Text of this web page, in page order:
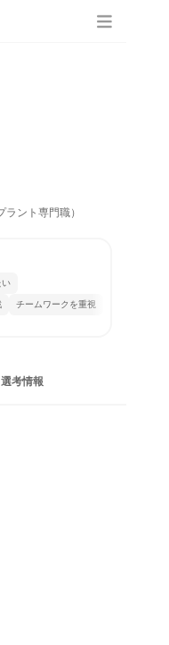
ント専門職）
い
チームワークを重視
選考情報